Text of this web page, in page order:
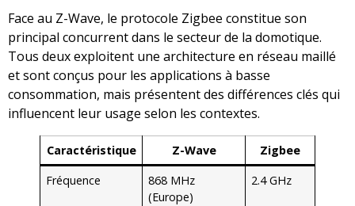
Face au Z-Wave, le protocole Zigbee constitue son
principal concurrent dans le secteur de la domotique.
Tous deux exploitent une architecture en réseau maillé
et sont conçus pour les applications à basse
consommation, mais présentent des différences clés qui
influencent leur usage selon les contextes.
Caractéristique Z-Wave
Zigbee
Fréquence
868 MHz
(Europe)
2.4 GHz